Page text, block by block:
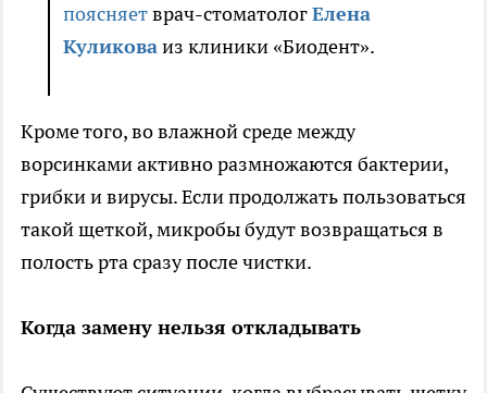
поясняетврач-стоматологЕлена
Куликоваиз клиники «Биодент».
Кроме того, во влажной среде между
ворсинками активно размножаются бактерии,
грибки и вирусы. Если продолжать пользоваться
такой щеткой, микробы будут возвращаться в
полость рта сразу после чистки.
Когда замену нельзя откладывать